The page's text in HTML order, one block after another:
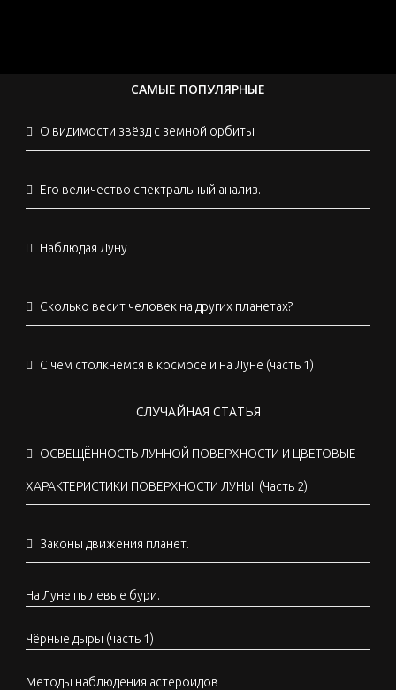
САМЫЕ ПОПУЛЯРНЫЕ
О видимости звёзд с земной орбиты
Его величество спектральный анализ.
Наблюдая Луну
Сколько весит человек на других планетах?
С чем столкнемся в космосе и на Луне (часть 1)
СЛУЧАЙНАЯ СТАТЬЯ
ОСВЕЩЁННОСТЬ ЛУННОЙ ПОВЕРХНОСТИ И ЦВЕТОВЫЕ
ХАРАКТЕРИСТИКИ ПОВЕРХНОСТИ ЛУНЫ. (Часть 2)
Законы движения планет.
На Луне пылевые бури.
Чёрные дыры (часть 1)
Методы наблюдения астероидов